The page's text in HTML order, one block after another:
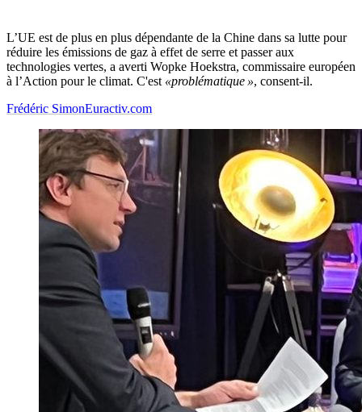
L’UE est de plus en plus dépendante de la Chine dans sa lutte pour
réduire les émissions de gaz à effet de serre et passer aux
technologies vertes, a averti Wopke Hoekstra, commissaire européen
à l’Action pour le climat. C'est «problématique », consent-il.
Frédéric SimonEuractiv.com